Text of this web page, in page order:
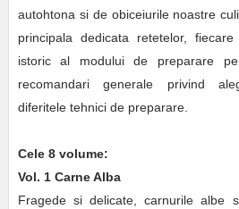
autohtona si de obiceiurile noastre
principala dedicata retetelor,
istoric al modului de preparare
recomandari generale privind
diferitele tehnici de preparare.
Cele 8 volume:
Vol. 1 Carne Alba
Fragede si delicate, carnurile albe